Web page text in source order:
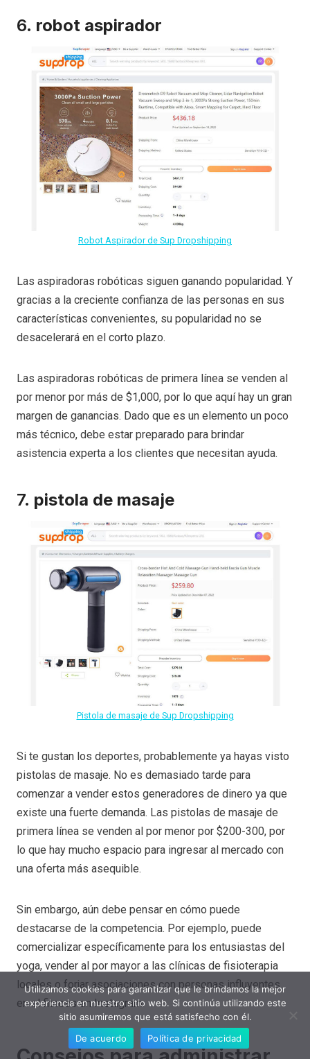
6. robot aspirador
Robot Aspirador de Sup Dropshipping
Las aspiradoras robóticas siguen ganando popularidad. Y
gracias a la creciente confianza de las personas en sus
características convenientes, su popularidad no se
desacelerará en el corto plazo.
Las aspiradoras robóticas de primera línea se venden al
por menor por más de $1,000, por lo que aquí hay un gran
margen de ganancias. Dado que es un elemento un poco
más técnico, debe estar preparado para brindar
asistencia experta a los clientes que necesitan ayuda.
7. pistola de masaje
Pistola de masaje de Sup Dropshipping
Si te gustan los deportes, probablemente ya hayas visto
pistolas de masaje. No es demasiado tarde para
comenzar a vender estos generadores de dinero ya que
existe una fuerte demanda. Las pistolas de masaje de
primera línea se venden al por menor por $200-300, por
lo que hay mucho espacio para ingresar al mercado con
una oferta más asequible.
Sin embargo, aún debe pensar en cómo puede
destacarse de la competencia. Por ejemplo, puede
comercializar específicamente para los entusiastas del
yoga, vender al por mayor a las clínicas de fisioterapia
locales o forjar asociaciones con personas influyentes
en el fitness en Instagram.
Utilizamos cookies para garantizar que le brindamos la mejor
experiencia en nuestro sitio web. Si continúa utilizando este
sitio asumiremos que está satisfecho con él.
De acuerdo
Política de privacidad